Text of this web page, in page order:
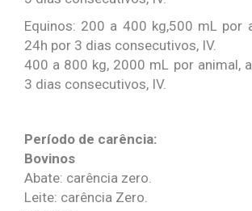
Equinos: 200 a 400 kg,500 mL por
24h por 3 dias consecutivos, IV.
400 a 800 kg, 2000 mL por animal,
3 dias consecutivos, IV.
Período de carência:
Bovinos
Abate: carência zero.
Leite: carência Zero.